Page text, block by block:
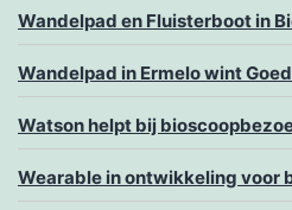
Wandelpad en Fluisterboot in
Wandelpad in Ermelo wint
Watson helpt bij
Wearable in ontwikkeling voor